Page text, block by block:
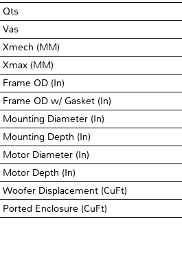
Qts
Vas
Xmech (MM)
Xmax (MM)
Frame OD (In)
Frame OD w/ Gasket (In)
Mounting Diameter (In)
Mounting Depth (In)
Motor Diameter (In)
Motor Depth (In)
Woofer Displacement (CuFt)
Ported Enclosure (CuFt)